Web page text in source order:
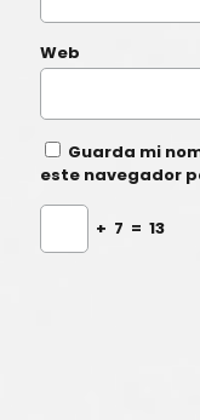
Web
Guarda mi
este navegador
+ 7 = 13